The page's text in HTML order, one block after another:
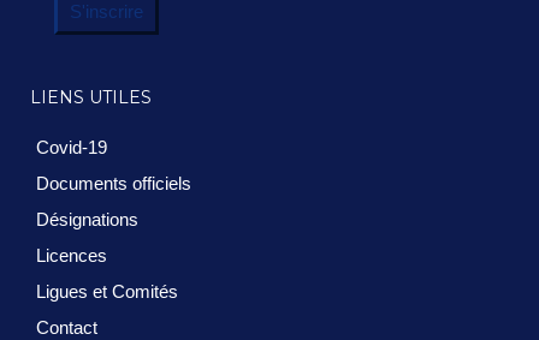
S'inscrire
LIENS UTILES
Covid-19
Documents officiels
Désignations
Licences
Ligues et Comités
Contact